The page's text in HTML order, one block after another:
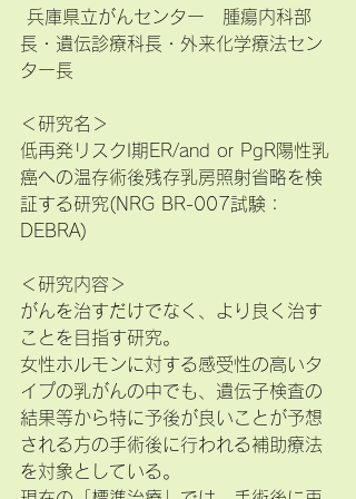
長・遺伝診療科長・外来化学療法セン
ター長
＜研究名＞
低再発リスクI期ER/and or PgR陽性乳
癌への温存術後残存乳房照射省略を検
証する研究(NRG BR-007試験：
DEBRA)
＜研究内容＞
がんを治すだけでなく、より良く治す
ことを目指す研究。
女性ホルモンに対する感受性の高いタ
イプの乳がんの中でも、遺伝子検査の
結果等から特に予後が良いことが予想
される方の手術後に行われる補助療法
を対象としている。